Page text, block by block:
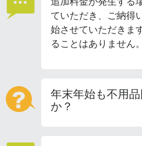
ていただき、ご納得
始させていただきま
ることはありません。
年末年始も不用
か？